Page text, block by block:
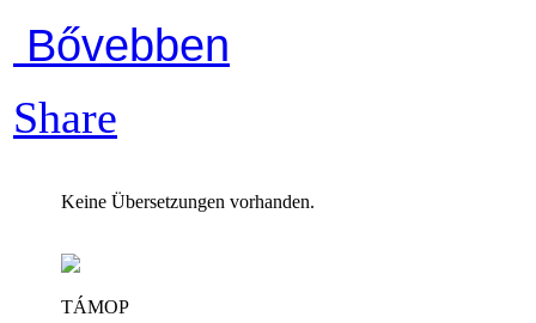
Bővebben
Share
Keine Übersetzungen vorhanden.
TÁMOP